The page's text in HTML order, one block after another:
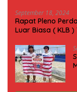
September 18, 2024
Rapat Pleno
Luar Biasa ( KLB